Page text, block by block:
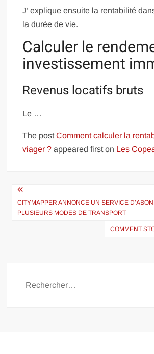
J’ explique ensuite la rentabilité
la durée de vie.
Calculer le
investissement
Revenus locatifs bruts
Le …
The postComment calculer la
viager ? appeared first on Les
Navigation
de
CITYMAPPER ANNONCE UN SERVICE
PLUSIEURS MODES DE TRANSPORT
COMMENT